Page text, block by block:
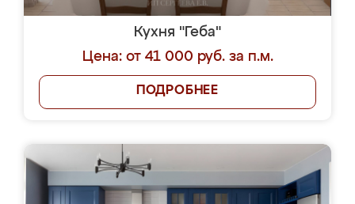
Кухня "Геба"
Цена: от 41 000 руб. за п.м.
ПОДРОБНЕЕ